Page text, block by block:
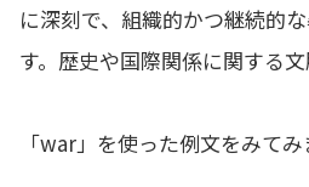
に深刻で、組織的かつ継続的
す。歴史や国際関係に関する文
「war」を使った例文をみてみ